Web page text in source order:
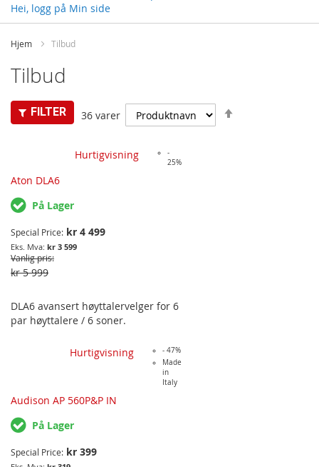
Hei, logg på Min side
Skip
Content
Hjem Tilbud
Tilbud
FILTER 36 varer
Hurtigvisning
-
25%
Aton DLA6
På Lager
Special Price kr 4 499
kr 3 599
Vanlig pris
kr 5 999
DLA6 avansert høyttalervelger for 6
par høyttalere / 6 soner.
Hurtigvisning
- 47%
Made
in
Italy
Audison AP 560P&P IN
På Lager
Special Price kr 399